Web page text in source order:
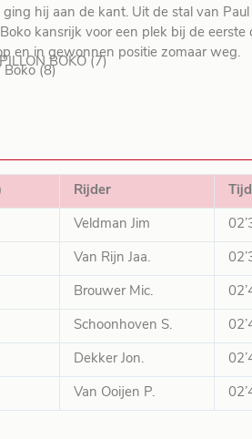
hij aan de kant. Uit de stal van
kansrijk voor een plek bij de eerste
en in gewonnen positie zomaar weg.
BOKO (7)
Boko (8)
Rijder Tijd
Veldman Jim
Van Rijn Jaa.
Brouwer Mic.
Schoonhoven S.
Dekker Jon.
Van Ooijen P.